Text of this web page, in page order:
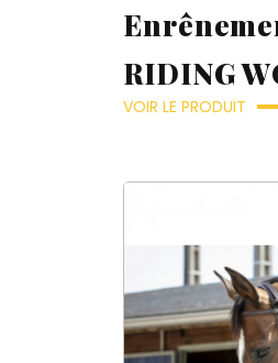
RIDING
VOIR LE PRODUIT